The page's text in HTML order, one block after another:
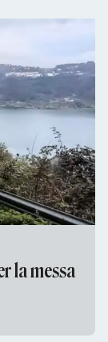
la messa